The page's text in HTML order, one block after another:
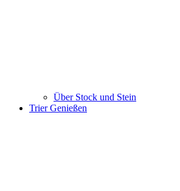
Über Stock und Stein
Trier Genießen